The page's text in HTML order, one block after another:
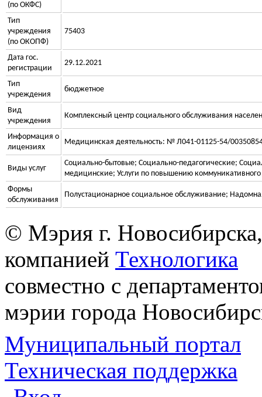
(по ОКФС)
Тип
учреждения
(по ОКОПФ)
75403
Дата гос.
регистрации
29.12.2021
Тип
учреждения
бюджетное
Вид
учреждения
Комплексный центр социального обслуживания
Информация о
лицензиях
Медицинская деятельность: № Л041-01125-54/
Виды услуг
Социально-бытовые; Социально-педагогические;
медицинские; Услуги по повышению коммуникативного
Формы
обслуживания
Полустационарное социальное обслуживание;
© Мэрия г.
компанией Технологика
совместно с
мэрии города
Муниципальный портал
Техническая поддержка